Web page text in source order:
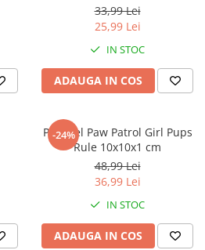
33,99 Lei
25,99 Lei
IN STOC
ADAUGA IN COS
-24%
Portofel Paw Patrol Girl Pups
Rule 10x10x1 cm
48,99 Lei
36,99 Lei
IN STOC
ADAUGA IN COS